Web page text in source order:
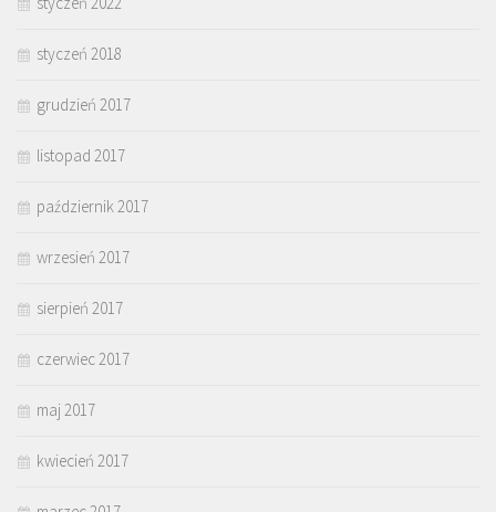
styczeń 2018
grudzień 2017
listopad 2017
październik 2017
wrzesień 2017
sierpień 2017
czerwiec 2017
maj 2017
kwiecień 2017